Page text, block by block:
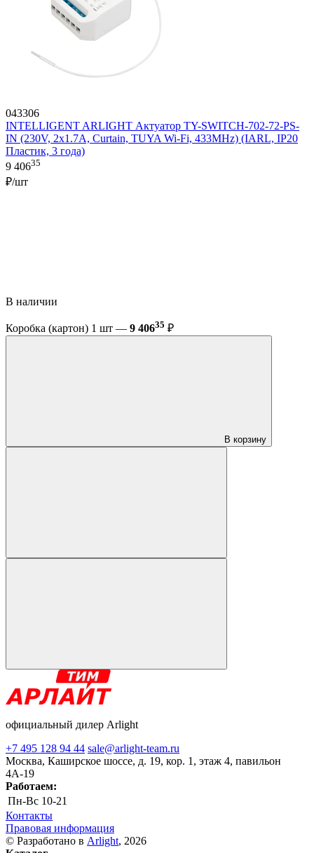
043306
INTELLIGENT ARLIGHT Актуатор TY-SWITCH-702-72-PS-
IN (230V, 2x1.7A, Curtain, TUYA Wi-Fi, 433MHz) (IARL, IP20
Пластик, 3 года)
9 40635
₽/шт
В наличии
Коробка (картон) 1 шт — 9 40635 ₽
В корзину
официальный дилер Arlight
+7 495 128 94 44 sale@arlight-team.ru
Москва, Каширское шоссе, д. 19, кор. 1, этаж 4, павильон
4А-19
Работаем:
Пн-Вс 10-21
Контакты
Правовая информация
© Разработано в Arlight, 2026